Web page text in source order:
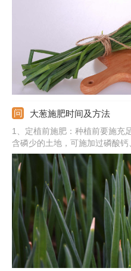
分渗透下去后把大葱栽种起来
大葱施肥时间及方法
1、定植前施肥：种植前要施充
含磷少的土地，可施加过磷酸钙
肥：立秋后第一次追肥，可施
施人粪尿，再间隔25-30天后
意事项：土地肥力充足，可适当